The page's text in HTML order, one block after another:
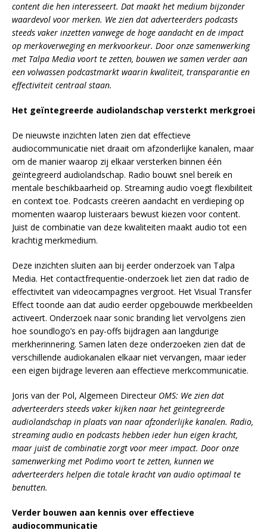
content die hen interesseert. Dat maakt het medium bijzonder
waardevol voor merken. We zien dat adverteerders podcasts
steeds vaker inzetten vanwege de hoge aandacht en de impact
op merkoverweging en merkvoorkeur. Door onze samenwerking
met Talpa Media voort te zetten, bouwen we samen verder aan
een volwassen podcastmarkt waarin kwaliteit, transparantie en
effectiviteit centraal staan.
Het geïntegreerde audiolandschap versterkt merkgroei
De nieuwste inzichten laten zien dat effectieve
audiocommunicatie niet draait om afzonderlijke kanalen, maar
om de manier waarop zij elkaar versterken binnen één
geïntegreerd audiolandschap. Radio bouwt snel bereik en
mentale beschikbaarheid op. Streaming audio voegt flexibiliteit
en context toe. Podcasts creëren aandacht en verdieping op
momenten waarop luisteraars bewust kiezen voor content.
Juist de combinatie van deze kwaliteiten maakt audio tot een
krachtig merkmedium.
Deze inzichten sluiten aan bij eerder onderzoek van Talpa
Media. Het contactfrequentie-onderzoek liet zien dat radio de
effectiviteit van videocampagnes vergroot. Het Visual Transfer
Effect toonde aan dat audio eerder opgebouwde merkbeelden
activeert. Onderzoek naar sonic branding liet vervolgens zien
hoe soundlogo’s en pay-offs bijdragen aan langdurige
merkherinnering. Samen laten deze onderzoeken zien dat de
verschillende audiokanalen elkaar niet vervangen, maar ieder
een eigen bijdrage leveren aan effectieve merkcommunicatie.
Joris van der Pol, Algemeen DirecteurOMS: We zien dat
adverteerders steeds vaker kijken naar het geïntegreerde
audiolandschap in plaats van naar afzonderlijke kanalen. Radio,
streaming audio en podcasts hebben ieder hun eigen kracht,
maar juist de combinatie zorgt voor meer impact. Door onze
samenwerking met Podimo voort te zetten, kunnen we
adverteerders helpen die totale kracht van audio optimaal te
benutten.
Verder bouwen aan kennis over effectieve
audiocommunicatie